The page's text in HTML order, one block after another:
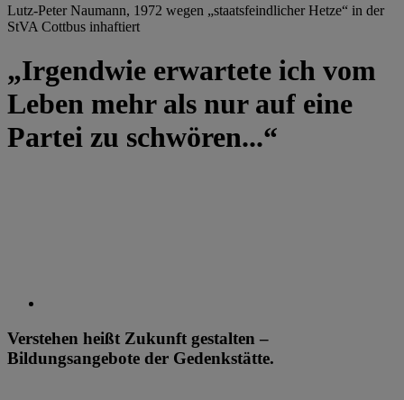
Lutz-Peter Naumann, 1972 wegen „staatsfeindlicher Hetze“ in der
StVA Cottbus inhaftiert
„Irgendwie erwartete ich vom
Leben mehr als nur auf eine
Partei zu schwören...“
Verstehen heißt Zukunft gestalten –
Bildungsangebote der Gedenkstätte.